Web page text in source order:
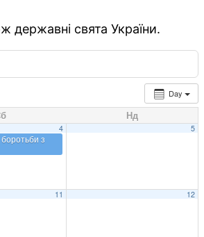
державні свята України.
Day
Нд
4
боротьби з
5
11 12